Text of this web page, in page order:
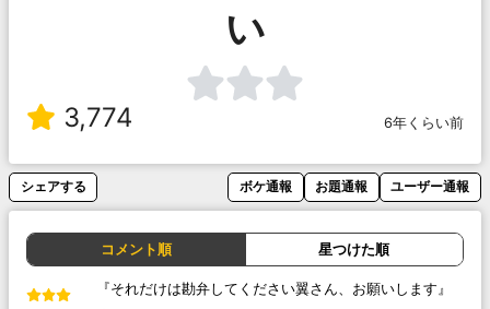
い
3,774 6年くらい前
シェアする ボケ通報 お題通報 ユーザー通報
コメント順 星つけた順
『それだけは勘弁してください翼さん、お願いします』